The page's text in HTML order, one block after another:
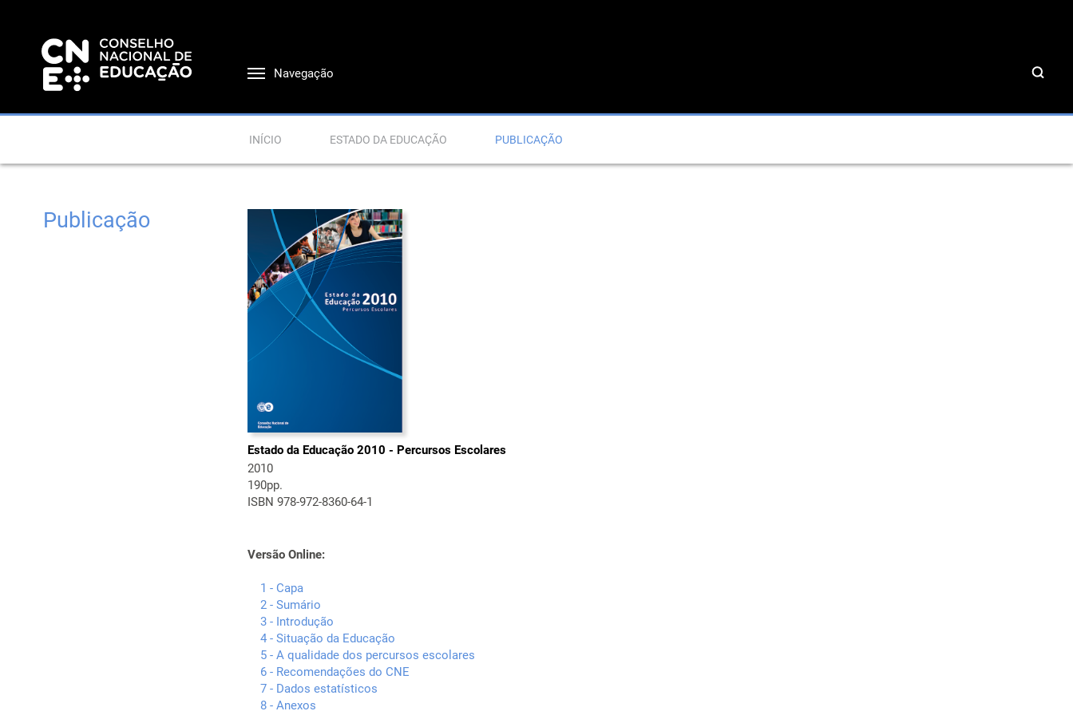
Navegação
INÍCIO ESTADO DA EDUCAÇÃO PUBLICAÇÃO
Publicação
Estado da Educação 2010 - Percursos Escolares
2010
190pp.
ISBN 978-972-8360-64-1
Versão Online:
1 - Capa
2 - Sumário
3 - Introdução
4 - Situação da Educação
5 - A qualidade dos percursos escolares
6 - Recomendações do CNE
7 - Dados estatísticos
8 - Anexos